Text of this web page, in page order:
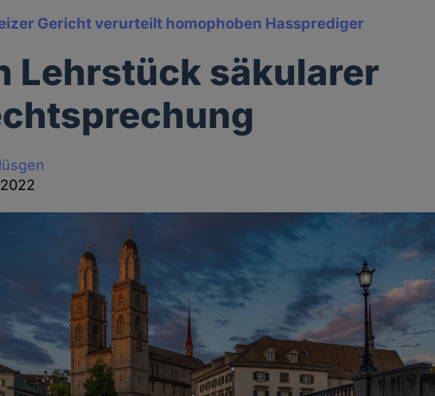
Gericht verurteilt homophoben Hassprediger
Lehrstück säkularer